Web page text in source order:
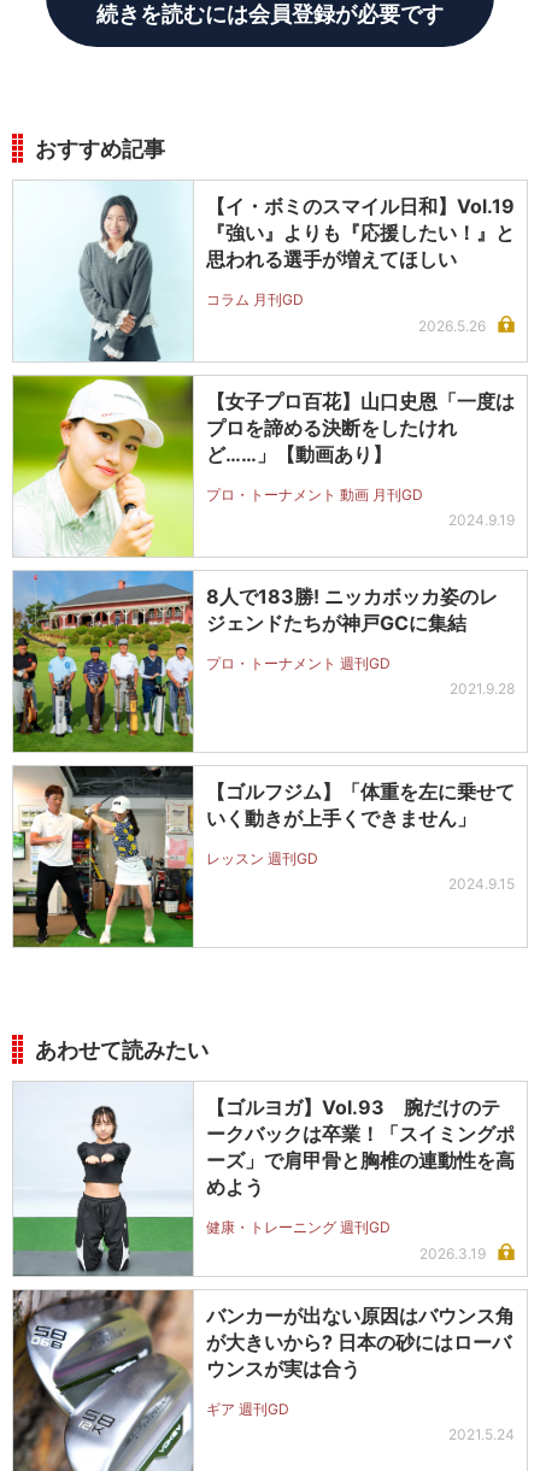
続きを読むには会員登録が必要です
おすすめ記事
【イ・ボミのスマイル日和】Vol.19
『強い』よりも『応援したい！』と
思われる選手が増えてほしい
コラム 月刊GD
2026.5.26
【女子プロ百花】山口史恩「一度は
プロを諦める決断をしたけれ
ど……」【動画あり】
プロ・トーナメント 動画 月刊GD
2024.9.19
8人で183勝! ニッカボッカ姿のレ
ジェンドたちが神戸GCに集結
プロ・トーナメント 週刊GD
2021.9.28
【ゴルフジム】「体重を左に乗せて
いく動きが上手くできません」
レッスン 週刊GD
2024.9.15
あわせて読みたい
【ゴルヨガ】Vol.93 腕だけのテ
ークバックは卒業！「スイミングポ
ーズ」で肩甲骨と胸椎の連動性を高
めよう
健康・トレーニング 週刊GD
2026.3.19
バンカーが出ない原因はバウンス角
が大きいから? 日本の砂にはローバ
ウンスが実は合う
ギア 週刊GD
2021.5.24